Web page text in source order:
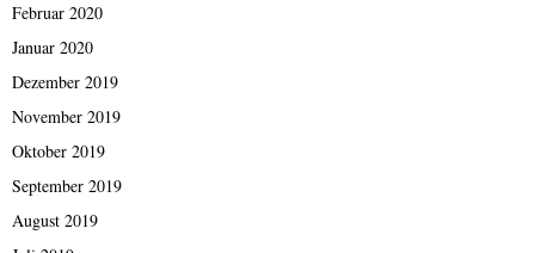
Februar 2020
Januar 2020
Dezember 2019
November 2019
Oktober 2019
September 2019
August 2019